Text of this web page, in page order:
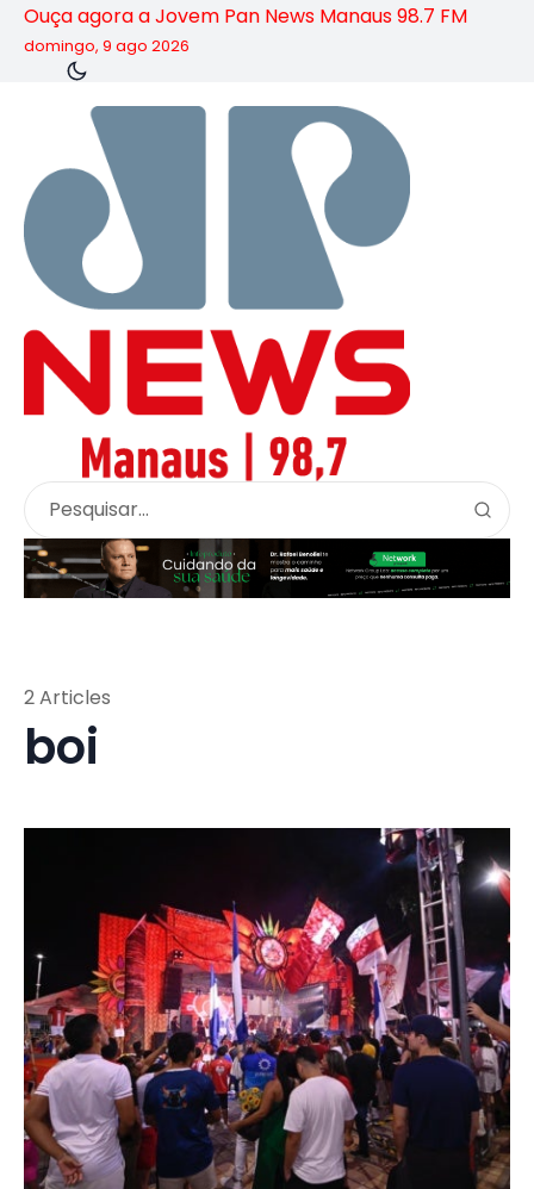
Ouça agora a Jovem Pan News Manaus 98.7 FM
domingo, 9 ago 2026
boi
2 Articles